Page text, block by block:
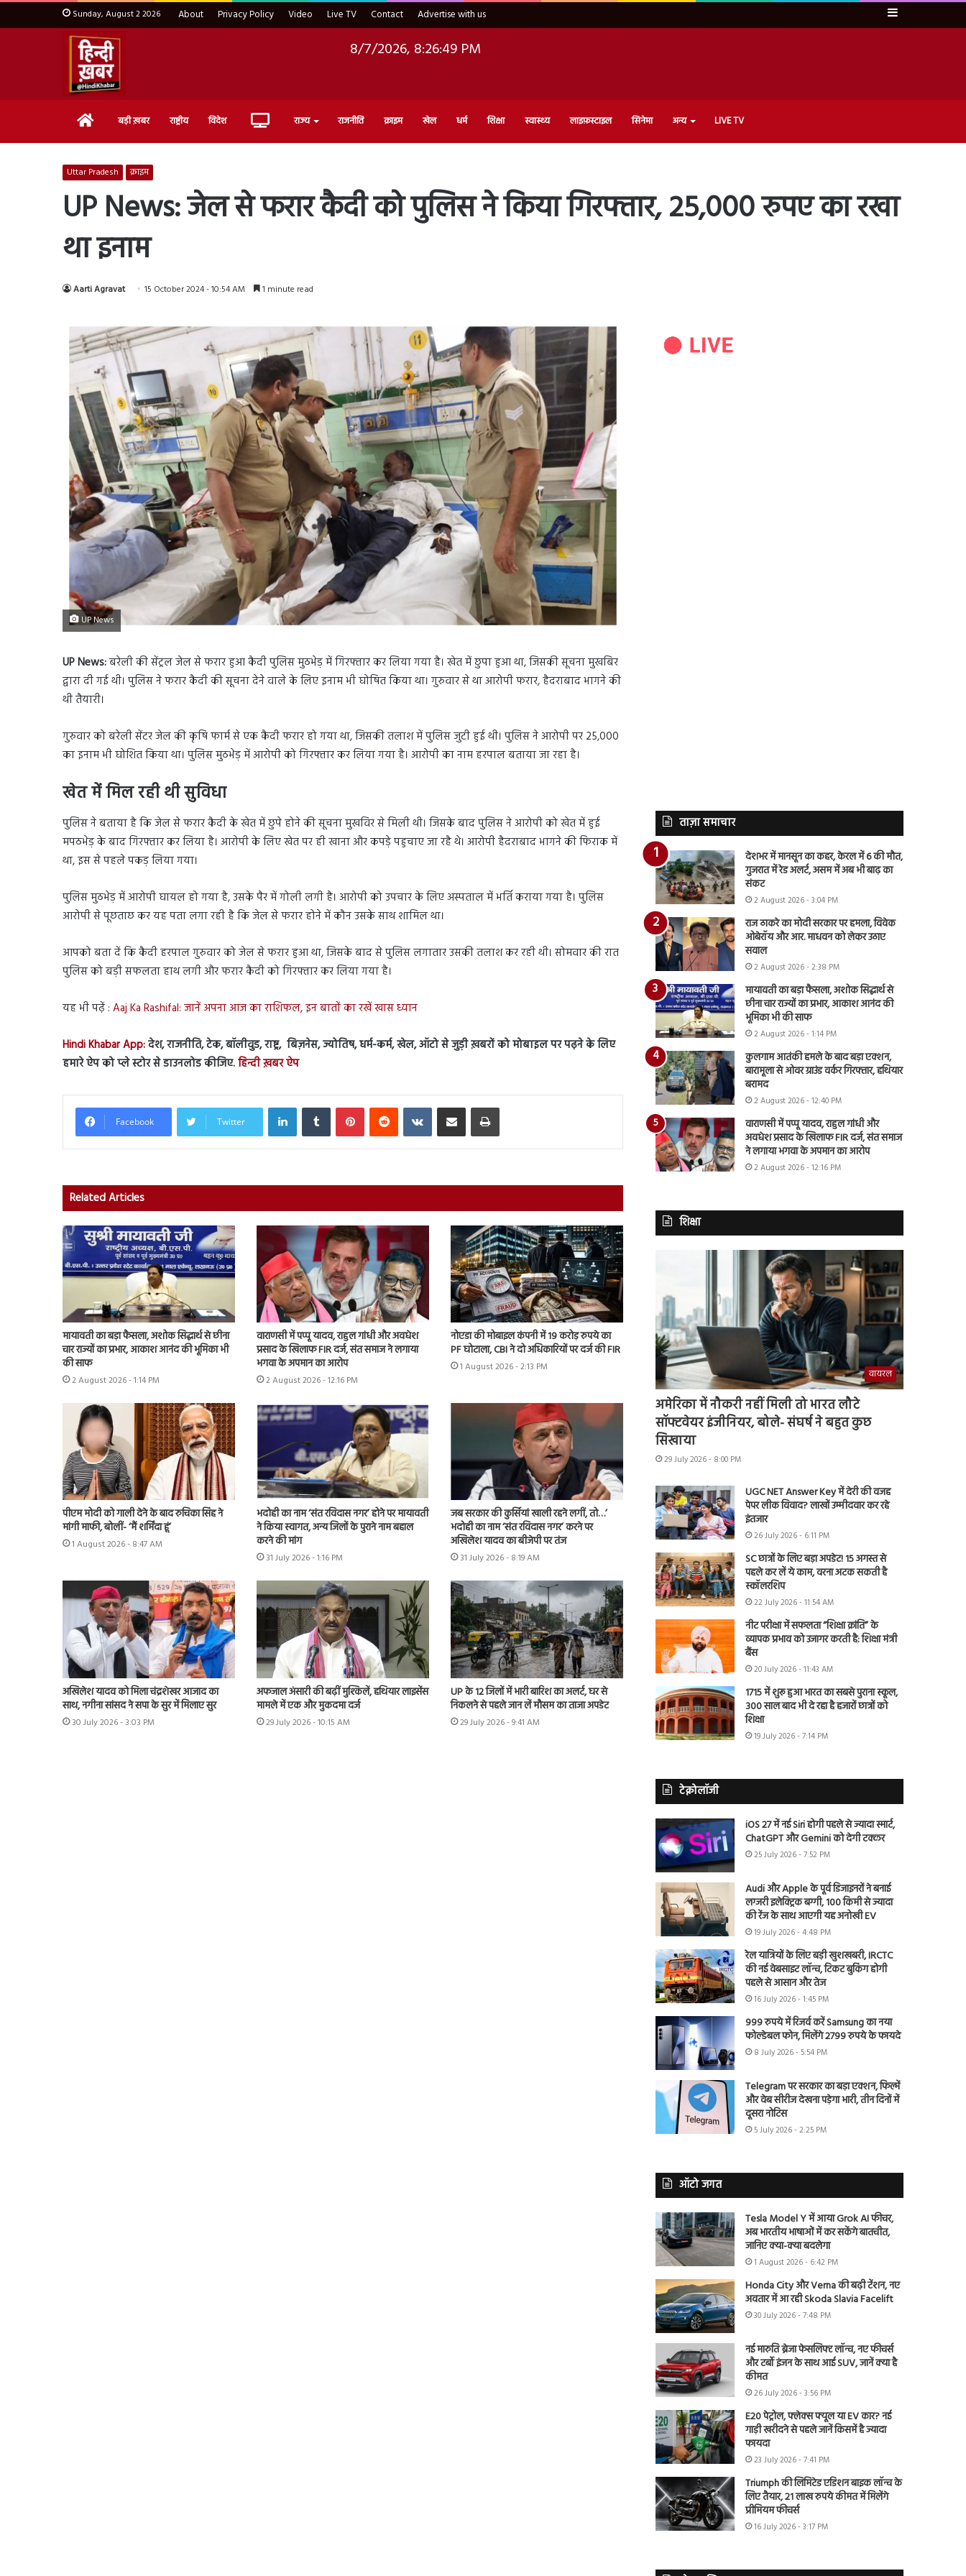
Sunday, August 2 2026 About Privacy Policy Video Live TV Contact Advertise with us Sidebar
8/7/2026, 8:26:51 PM
Home बड़ी ख़बर राष्ट्रीय विदेश Live राज्य राजनीति क्राइम खेल धर्म शिक्षा स्वास्थ्य लाइफ़स्टाइल सिनेमा अन्य LIVE TV
Uttar Pradesh क्राइम
UP News: जेल से फरार कैदी को पुलिस ने किया गिरफ्तार, 25,000 रुपए का रखा
था इनाम
Aarti Agravat 15 October 2024 - 10:54 AM 1 minute read
UP News
UP News:बरेली की सेंट्रल जेल से फरार हुआ कैदी पुलिस मुठभेड़ में गिरफ्तार कर लिया गया है। खेत में छुपा हुआ था, जिसकी सूचना मुखबिर
द्वारा दी गई थी। पुलिस ने फरार कैदी की सूचना देने वाले के लिए इनाम भी घोषित किया था। गुरुवार से था आरोपी फरार, हैदराबाद भागने की
थी तैयारी।
गुरुवार को बरेली सेंटर जेल की कृषि फार्म से एक कैदी फरार हो गया था, जिसकी तलाश में पुलिस जुटी हुई थी। पुलिस ने आरोपी पर 25,000
का इनाम भी घोशित किया था। पुलिस मुठभेड़ में आरोपी को गिरफ्तार कर लिया गया है। आरोपी का नाम हरपाल बताया जा रहा है।
खेत में मिल रही थी सुविधा
पुलिस ने बताया है कि जेल से फरार कैदी के खेत में छुपे होने की सूचना मुखविर से मिली थी। जिसके बाद पुलिस ने आरोपी को खेत में हुई
मपठभेड़ के बाद गिरफ्तार कर लिया है। आरोपी के लिए खेत पर ही खाना और कपड़े पहुचाए जा रहै थे। आरोपी हैदराबाद भागने की फिराक में
था, इस से पहले पकड़ लिया गया।
पुलिस मुठभेड़ में आरोपी घायल हो गया है, उसके पैर में गोली लगी है। आरोपी को उपचार के लिए अस्पताल में भर्ति कराया गया है। पुलिस
आरोपी से पूछताछ कर यह पता लगा रही है कि जेल से फरार होने में कौन उसके साथ शामिल था।
आपको बता दें कि कैदी हरपाल गुरुवार को जेल से फरार हुआ था, जिसके बाद से पुलिस लगातार उसकी तलाश कर रही थी। सोमवार की रात
पुलिस को बड़ी सफलता हाथ लगी और फरार कैदी को गिरफ्तार कर लिया गया है।
यह भी पढ़ें : Aaj Ka Rashifal: जानें अपना आज का राशिफल, इन बातों का रखें खास ध्यान
Hindi Khabar App:देश, राजनीति, टेक, बॉलीवुड, राष्ट्र, बिज़नेस, ज्योतिष, धर्म-कर्म, खेल, ऑटो से जुड़ी ख़बरों को मोबाइल पर पढ़ने के लिए
हमारे ऐप को प्ले स्टोर से डाउनलोड कीजिए.हिन्दी ख़बर ऐप
Facebook Twitter
LinkedInTumblr PinterestReddit VKontakteShare via Email Print
Related Articles
मायावती का बड़ा फैसला, अशोक सिद्धार्थ से छीना
चार राज्यों का प्रभार, आकाश आनंद की भूमिका भी
की साफ
2 August 2026 - 1:14 PM
वाराणसी में पप्पू यादव, राहुल गांधी और अवधेश
प्रसाद के खिलाफ FIR दर्ज, संत समाज ने लगाया
भगवा के अपमान का आरोप
2 August 2026 - 12:16 PM
नोएडा की मोबाइल कंपनी में 19 करोड़ रुपये का
PF घोटाला, CBI ने दो अधिकारियों पर दर्ज की FIR
1 August 2026 - 2:13 PM
पीएम मोदी को गाली देने के बाद रुचिका सिंह ने
मांगी माफी, बोलीं- ‘मैं शर्मिंदा हूं’
1 August 2026 - 8:47 AM
भदोही का नाम ‘संत रविदास नगर’ होने पर मायावती
ने किया स्वागत, अन्य जिलों के पुराने नाम बहाल
करने की मांग
31 July 2026 - 1:16 PM
जब सरकार की कुर्सियां खाली रहने लगीं, तो…’
भदोही का नाम ‘संत रविदास नगर’ करने पर
अखिलेश यादव का बीजेपी पर तंज
31 July 2026 - 8:19 AM
अखिलेश यादव को मिला चंद्रशेखर आजाद का
साथ, नगीना सांसद ने सपा के सुर में मिलाए सुर
30 July 2026 - 3:03 PM
अफजाल अंसारी की बढ़ीं मुश्किलें, हथियार लाइसेंस
मामले में एक और मुकदमा दर्ज
29 July 2026 - 10:15 AM
UP के 12 जिलों में भारी बारिश का अलर्ट, घर से
निकलने से पहले जान लें मौसम का ताजा अपडेट
29 July 2026 - 9:41 AM
ताज़ा समाचार
देशभर में मानसून का कहर, केरल में 6 की मौत,
गुजरात में रेड अलर्ट, असम में अब भी बाढ़ का
संकट
2 August 2026 - 3:04 PM
राज ठाकरे का मोदी सरकार पर हमला, विवेक
ओबेरॉय और आर. माधवन को लेकर उठाए
सवाल
2 August 2026 - 2:38 PM
मायावती का बड़ा फैसला, अशोक सिद्धार्थ से
छीना चार राज्यों का प्रभार, आकाश आनंद की
भूमिका भी की साफ
2 August 2026 - 1:14 PM
कुलगाम आतंकी हमले के बाद बड़ा एक्शन,
बारामूला से ओवर ग्राउंड वर्कर गिरफ्तार, हथियार
बरामद
2 August 2026 - 12:40 PM
वाराणसी में पप्पू यादव, राहुल गांधी और
अवधेश प्रसाद के खिलाफ FIR दर्ज, संत समाज
ने लगाया भगवा के अपमान का आरोप
2 August 2026 - 12:16 PM
शिक्षा
वायरल
अमेरिका में नौकरी नहीं मिली तो भारत लौटे
सॉफ्टवेयर इंजीनियर, बोले- संघर्ष ने बहुत कुछ
सिखाया
29 July 2026 - 8:00 PM
UGC NET Answer Key में देरी की वजह
पेपर लीक विवाद? लाखों उम्मीदवार कर रहे
इंतजार
26 July 2026 - 6:11 PM
SC छात्रों के लिए बड़ा अपडेट! 15 अगस्त से
पहले कर लें ये काम, वरना अटक सकती है
स्कॉलरशिप
22 July 2026 - 11:54 AM
नीट परीक्षा में सफलता “शिक्षा क्रांति” के
व्यापक प्रभाव को उजागर करती है: शिक्षा मंत्री
बैंस
20 July 2026 - 11:43 AM
1715 में शुरू हुआ भारत का सबसे पुराना स्कूल,
300 साल बाद भी दे रहा है हजारों छात्रों को
शिक्षा
19 July 2026 - 7:14 PM
टेक्नोलॉजी
iOS 27 में नई Siri होगी पहले से ज्यादा स्मार्ट,
ChatGPT और Gemini को देगी टक्कर
25 July 2026 - 7:52 PM
Audi और Apple के पूर्व डिजाइनरों ने बनाई
लग्जरी इलेक्ट्रिक बग्गी, 100 किमी से ज्यादा
की रेंज के साथ आएगी यह अनोखी EV
19 July 2026 - 4:48 PM
रेल यात्रियों के लिए बड़ी खुशखबरी, IRCTC
की नई वेबसाइट लॉन्च, टिकट बुकिंग होगी
पहले से आसान और तेज
16 July 2026 - 1:45 PM
999 रुपये में रिजर्व करें Samsung का नया
फोल्डेबल फोन, मिलेंगे 2799 रुपये के फायदे
8 July 2026 - 5:54 PM
Telegram पर सरकार का बड़ा एक्शन, फिल्में
और वेब सीरीज देखना पड़ेगा भारी, तीन दिनों में
दूसरा नोटिस
5 July 2026 - 2:25 PM
ऑटो जगत
Tesla Model Y में आया Grok AI फीचर,
अब भारतीय भाषाओं में कर सकेंगे बातचीत,
जानिए क्या-क्या बदलेगा
1 August 2026 - 6:42 PM
Honda City और Verna की बढ़ी टेंशन, नए
अवतार में आ रही Skoda Slavia Facelift
30 July 2026 - 7:48 PM
नई मारुति ब्रेजा फेसलिफ्ट लॉन्च, नए फीचर्स
और टर्बो इंजन के साथ आई SUV, जानें क्या है
कीमत
26 July 2026 - 3:56 PM
E20 पेट्रोल, फ्लेक्स फ्यूल या EV कार? नई
गाड़ी खरीदने से पहले जानें किसमें है ज्यादा
फायदा
23 July 2026 - 7:41 PM
Triumph की लिमिटेड एडिशन बाइक लॉन्च के
लिए तैयार, 21 लाख रुपये कीमत में मिलेंगे
प्रीमियम फीचर्स
16 July 2026 - 3:17 PM